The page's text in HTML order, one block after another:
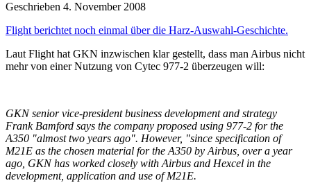
Geschrieben 4. November 2008
Flight berichtet noch einmal über die Harz-Auswahl-Geschichte.
Laut Flight hat GKN inzwischen klar gestellt, dass man Airbus nicht
mehr von einer Nutzung von Cytec 977-2 überzeugen will:
GKN senior vice-president business development and strategy
Frank Bamford says the company proposed using 977-2 for the
A350 "almost two years ago". However, "since specification of
M21E as the chosen material for the A350 by Airbus, over a year
ago, GKN has worked closely with Airbus and Hexcel in the
development, application and use of M21E.